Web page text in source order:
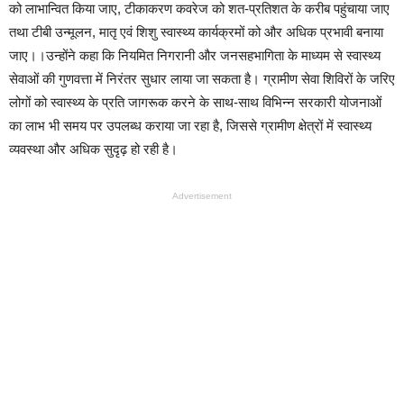
को लाभान्वित किया जाए, टीकाकरण कवरेज को शत-प्रतिशत के करीब पहुंचाया जाए
तथा टीबी उन्मूलन, मातृ एवं शिशु स्वास्थ्य कार्यक्रमों को और अधिक प्रभावी बनाया
जाए।।उन्होंने कहा कि नियमित निगरानी और जनसहभागिता के माध्यम से स्वास्थ्य
सेवाओं की गुणवत्ता में निरंतर सुधार लाया जा सकता है। ग्रामीण सेवा शिविरों के जरिए
लोगों को स्वास्थ्य के प्रति जागरूक करने के साथ-साथ विभिन्न सरकारी योजनाओं
का लाभ भी समय पर उपलब्ध कराया जा रहा है, जिससे ग्रामीण क्षेत्रों में स्वास्थ्य
व्यवस्था और अधिक सुदृढ़ हो रही है।
Advertisement